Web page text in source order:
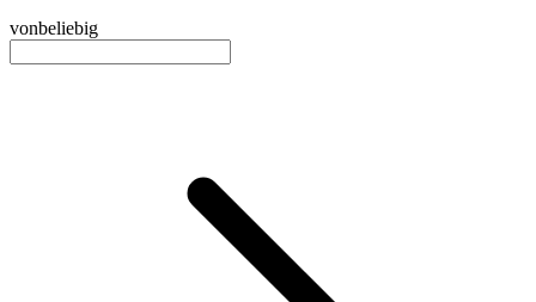
vonbeliebig